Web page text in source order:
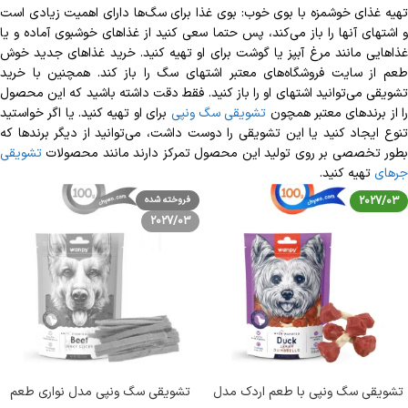
تهیه غذای خوشمزه با بوی خوب: بوی غذا برای سگ‌‎ها دارای اهمیت زیادی است
و اشتهای آن‎ها را باز می‎‌‌کند، پس حتما سعی کنید از غذاهای خوشبوی آماده و یا
غذاهایی مانند مرغ آبپز یا گوشت برای او تهیه کنید. خرید غذاهای جدید خوش
طعم از سایت فروشگاه‌های معتبر اشتهای سگ را باز کند. همچنین با خرید
تشویقی می‌توانید اشتهای او را باز کنید. فقط دقت داشته باشید که این محصول
را از برندهای معتبر همچون تشویقی سگ ونپی برای او تهیه کنید. یا اگر خواستید
تنوع ایجاد کنید یا این تشویقی را دوست داشت، می‌توانید از دیگر برندها که
بطور تخصصی بر روی تولید این محصول تمرکز دارند مانند محصولات تشویقی
جرهای تهیه کنید.
2027/03
تشویقی سگ ونپی با طعم اردک مدل
فروخته شده
2027/03
تشویقی سگ ونپی مدل نواری طعم